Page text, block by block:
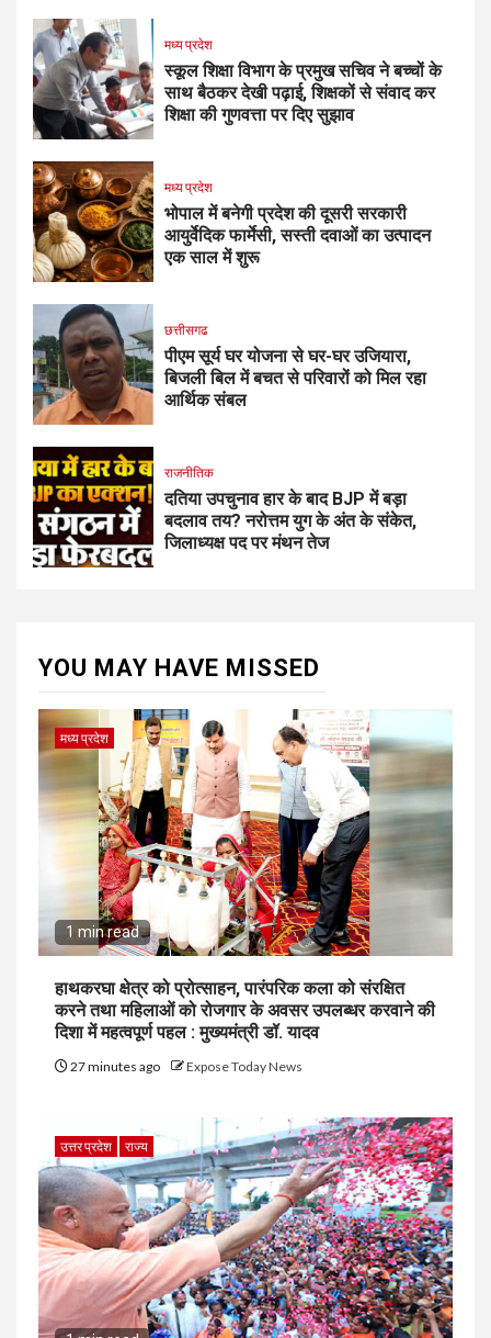
मध्य प्रदेश
स्कूल शिक्षा विभाग के प्रमुख सचिव ने बच्चों के
साथ बैठकर देखी पढ़ाई, शिक्षकों से संवाद कर
शिक्षा की गुणवत्ता पर दिए सुझाव
मध्य प्रदेश
भोपाल में बनेगी प्रदेश की दूसरी सरकारी
आयुर्वेदिक फार्मेसी, सस्ती दवाओं का उत्पादन
एक साल में शुरू
छत्तीसगढ
पीएम सूर्य घर योजना से घर-घर उजियारा,
बिजली बिल में बचत से परिवारों को मिल रहा
आर्थिक संबल
राजनीतिक
दतिया उपचुनाव हार के बाद BJP में बड़ा
बदलाव तय? नरोत्तम युग के अंत के संकेत,
जिलाध्यक्ष पद पर मंथन तेज
YOU MAY HAVE MISSED
मध्य प्रदेश
1 min read
हाथकरघा क्षेत्र को प्रोत्साहन, पारंपरिक कला को संरक्षित
करने तथा महिलाओं को रोजगार के अवसर उपलब्धर करवाने की
दिशा में महत्वपूर्ण पहल : मुख्यमंत्री डॉ. यादव
27 minutes ago Expose Today News
उत्तर प्रदेश राज्य